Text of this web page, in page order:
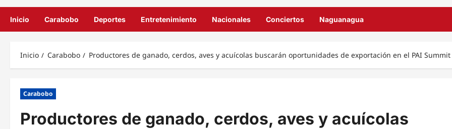
Inicio Carabobo Deportes Entretenimiento Nacionales Conciertos Naguanagua
Inicio Carabobo Productores de ganado, cerdos, aves y acuícolas buscarán oportunidades de exportación en el PAI Summit
Carabobo
Productores de ganado, cerdos, aves y acuícolas